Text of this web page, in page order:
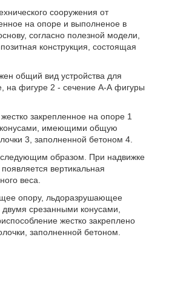
сооружения от
на опоре и выполненое в
согласно полезной модели,
конструкция, состоящая
общий вид устройства для
на фигуре 2 - сечение А-А фигуры
закрепленное на опоре 1
конусами, имеющими общую
3, заполненной бетоном 4.
следующим образом. При надвижке
вертикальная
веса.
опору, льдоразрушающее
срезанными конусами,
жестко закреплено
заполненной бетоном.